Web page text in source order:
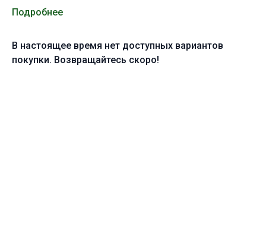
Подробнее
В настоящее время нет доступных вариантов
покупки. Возвращайтесь скоро!